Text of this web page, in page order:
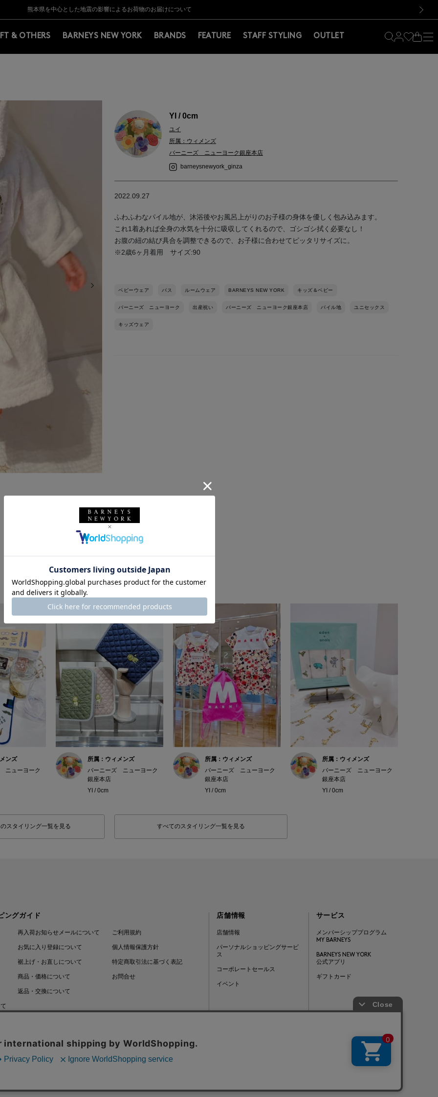
BARNEYS＞会員のお客様は11,000円（税込）以上のお買上げで常時送料無料！お買い物の際は会員登録を！
【夏季休業に伴う返品・交換承り一時停止のお知らせ】（2026.8.5）
熊本県を中心とした地震の影響によるお荷物のお届けについて
【開催中】SUMMER SALEのご案内・ご注意事項
BARNEYS＞会員のお客様は11,000円（税込）以上のお買上げで常時送料無料！お買い物の際は会員登録を！
【夏季休業に伴う返品・交換承り一時停止のお知らせ】（2026.8.5）
& OTHERS BARNEYS NEW YORK BRANDS FEATURE STAFF STYLING OUTLET
YI / 0cm
ユイ
所属：ウィメンズ
バーニーズ ニューヨーク銀座本店
barneysnewyork_ginza
2022.09.27
ふわふわなパイル地が、沐浴後やお風呂上がりのお子様の身体を優しく包み込みます。
これ1着あれば全身の水気を十分に吸収してくれるので、ゴシゴシ拭く必要なし！
お腹の紐の結び具合を調整できるので、お子様に合わせてピッタリサイズに。
※2歳6ヶ月着用 サイズ:90
ベビーウェア バス ルームウェア BARNEYS NEW YORK キッズ＆ベビー
バーニーズ ニューヨーク 出産祝い バーニーズ ニューヨーク銀座本店 パイル地 ユニセックス
キッズウェア
このスタッフの他のスタイリング
ンズ
ニューヨーク
所属：ウィメンズ
バーニーズ ニューヨーク
銀座本店
YI / 0cm
所属：ウィメンズ
バーニーズ ニューヨーク
銀座本店
YI / 0cm
所属：ウィメンズ
バーニーズ ニューヨーク
銀座本店
YI / 0cm
スタイリング一覧を見る すべてのスタイリング一覧を見る
ングガイド
再入荷お知らせメールについて
お気に入り登録について
裾上げ・お直しについて
商品・価格について
返品・交換について
ご利用規約
個人情報保護方針
特定商取引法に基づく表記
お問合せ
店舗情報
店舗情報
パーソナルショッピングサービ
ス
コーポレートセールス
イベント
サービス
メンバーシッププログラム
MY BARNEYS
BARNEYS NEW YORK
公式アプリ
ギフトカード